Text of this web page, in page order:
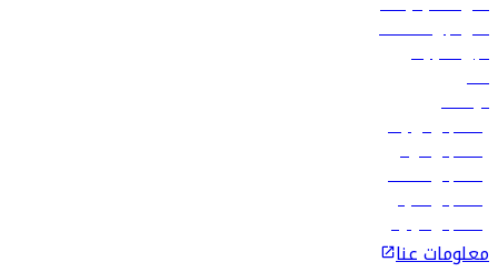
فلاي دبي للعطلات
تأجير السيارات
فنادق
الوظائف
رحلات إلى تبيليسي
رحلات إلى الرياض
رحلات إلى مسقط
رحلات إلى ماليه
رحلات إلى كولومبو
معلومات عنا